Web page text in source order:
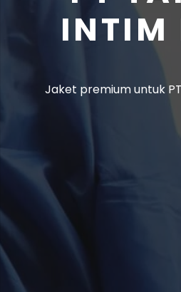
INTIM
Jaket premium untuk